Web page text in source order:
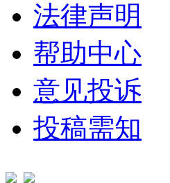
法律声明
帮助中心
意见投诉
投稿需知